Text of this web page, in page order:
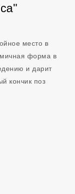
место в
форма в
и дарит
кончик поз